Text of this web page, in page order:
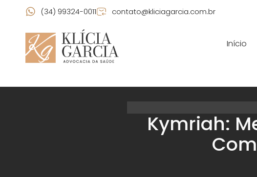
(34) 99324-0011 contato@kliciagarcia.com.br
Início
Kymriah: